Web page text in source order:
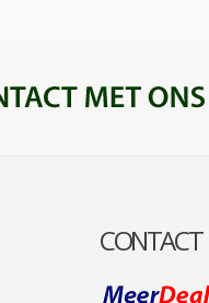
CONTACT